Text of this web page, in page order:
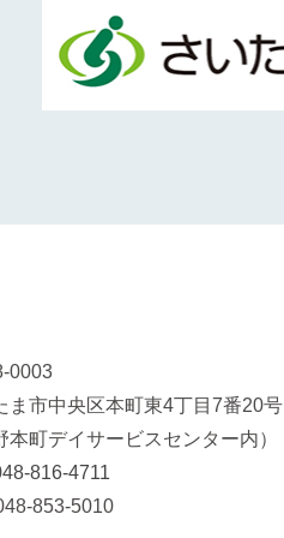
0003
ま市中央区本町東4丁目7番20号
本町デイサービスセンター内）
816-4711
853-5010